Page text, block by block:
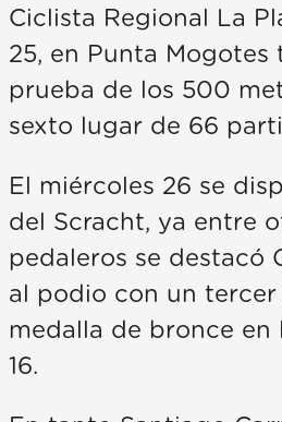
Ciclista Regional La
25, en Punta
prueba de los 500
sexto lugar de 66
El miércoles 26 se
del Scracht, ya entre
pedaleros se destacó
al podio con un tercer
medalla de bronce en
16.